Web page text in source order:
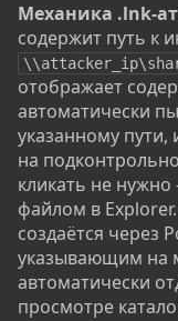
Механика .lnk-
содержит путь к
отображает
автоматически
указанному
на
кликать не нужно
файлом в
создаётся через
указывающим на
автоматически
просмотре